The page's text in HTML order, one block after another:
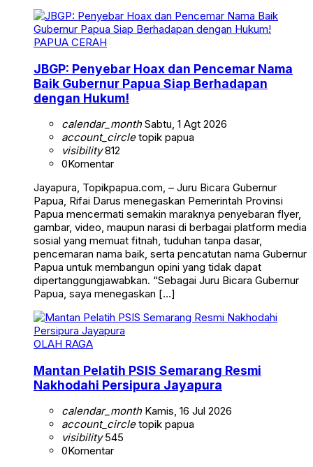
PAPUA CERAH
JBGP: Penyebar Hoax dan Pencemar Nama
Baik Gubernur Papua Siap Berhadapan
dengan Hukum!
calendar_monthSabtu, 1 Agt 2026
account_circletopik papua
visibility812
0Komentar
Jayapura, Topikpapua.com, – Juru Bicara Gubernur
Papua, Rifai Darus menegaskan Pemerintah Provinsi
Papua mencermati semakin maraknya penyebaran flyer,
gambar, video, maupun narasi di berbagai platform media
sosial yang memuat fitnah, tuduhan tanpa dasar,
pencemaran nama baik, serta pencatutan nama Gubernur
Papua untuk membangun opini yang tidak dapat
dipertanggungjawabkan. “Sebagai Juru Bicara Gubernur
Papua, saya menegaskan […]
OLAH RAGA
Mantan Pelatih PSIS Semarang Resmi
Nakhodahi Persipura Jayapura
calendar_monthKamis, 16 Jul 2026
account_circletopik papua
visibility545
0Komentar